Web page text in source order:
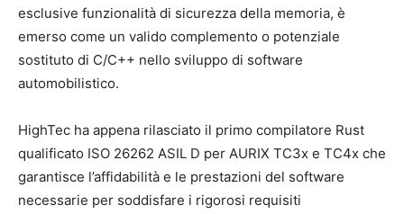
esclusive funzionalità di sicurezza della memoria, è
emerso come un valido complemento o potenziale
sostituto di C/C++ nello sviluppo di software
automobilistico.
HighTec ha appena rilasciato il primo compilatore Rust
qualificato ISO 26262 ASIL D per AURIX TC3x e TC4x che
garantisce l’affidabilità e le prestazioni del software
necessarie per soddisfare i rigorosi requisiti